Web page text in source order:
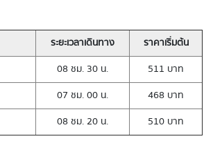
ระยะเวลาเดินทาง
ราคาเริ่มต้น
08 ชม. 30 น.
511 บาท
07 ชม. 00 น.
468 บาท
08 ชม. 20 น. 510 บาท